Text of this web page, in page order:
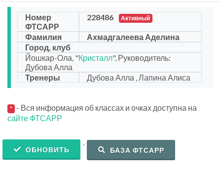
Номер
ФТСАРР
228486 Активный
Фамилия
Ахмадгалеева Аделина
Город, клуб
Йошкар-Ола, "Кристалл", Руководитель:
Дубова Алла
Тренеры
Дубова Алла , Лапина Алиса
* - Вся информация об классах и очках доступна на
сайте ФТСАРР
ОБНОВИТЬ
.
БАЗА ФТСАРР